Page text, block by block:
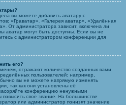
вы можете добавить аватару с
«Граватар», «Галерея аватар», «Удалённая
От администратора зависит, включена ли
аватар могут быть доступны. Если вы не
с администратором конференции для
его?
отражают количество созданных вами
пользователей: например,
вы не можете напрямую изменять
так как они установлены её
конференцию ненужными
своё звание. На большинстве
или администратор понизят значение